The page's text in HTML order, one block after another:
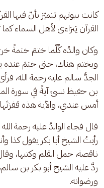
كانت بيوتهم تتميّز بأنّ فيها
القرآن يَترَاءى لأهل السماء
وكان والدُه كُلّما ختمَ ختمةً
ويختم هناك، حتى ختمَ عنده
الجدُّ سالم عليه رحمة الله،
بن حفيظ نسيَ آيةً في سورة
أمس عندي، والآية هذه
قال فجاء الوالدُ عليه رحمة
رأيتُ الشيخ أبا بكر يقول
ناقصة، حمل القلم
ردَّ عليه الشيخ أبو بكر بن
ورضوانه.